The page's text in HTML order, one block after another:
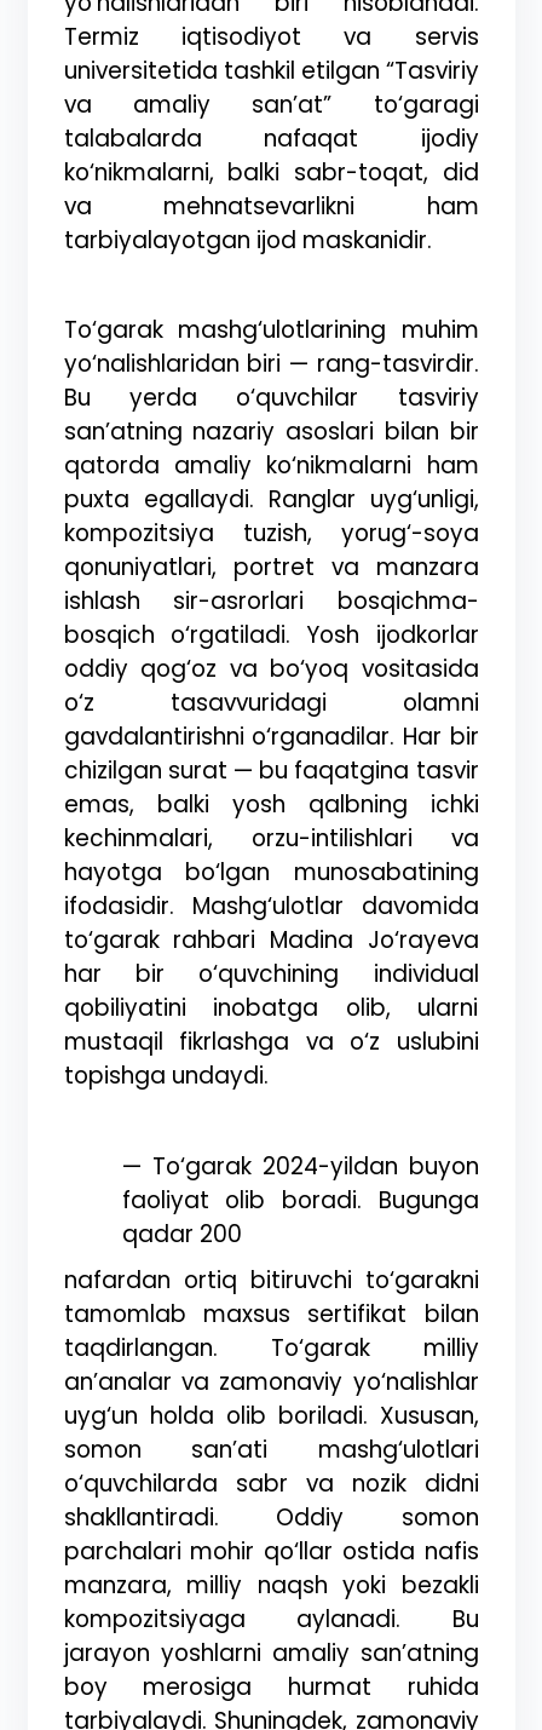
Termiz iqtisodiyot va servis
universitetida tashkil etilgan “Tasviriy
va amaliy san’at” to‘garagi
talabalarda nafaqat ijodiy
ko‘nikmalarni, balki sabr-toqat, did
va mehnatsevarlikni ham
tarbiyalayotgan ijod maskanidir.
To‘garak mashg‘ulotlarining muhim
yo‘nalishlaridan biri — rang-tasvirdir.
Bu yerda o‘quvchilar tasviriy
san’atning nazariy asoslari bilan bir
qatorda amaliy ko‘nikmalarni ham
puxta egallaydi. Ranglar uyg‘unligi,
kompozitsiya tuzish, yorug‘-soya
qonuniyatlari, portret va manzara
ishlash sir-asrorlari bosqichma-
bosqich o‘rgatiladi. Yosh ijodkorlar
oddiy qog‘oz va bo‘yoq vositasida
o‘z tasavvuridagi olamni
gavdalantirishni o‘rganadilar. Har bir
chizilgan surat — bu faqatgina tasvir
emas, balki yosh qalbning ichki
kechinmalari, orzu-intilishlari va
hayotga bo‘lgan munosabatining
ifodasidir. Mashg‘ulotlar davomida
to‘garak rahbari Madina Jo‘rayeva
har bir o‘quvchining individual
qobiliyatini inobatga olib, ularni
mustaqil fikrlashga va o‘z uslubini
topishga undaydi.
— To‘garak 2024-yildan buyon
faoliyat olib boradi. Bugunga
qadar 200
nafardan ortiq bitiruvchi to‘garakni
tamomlab maxsus sertifikat bilan
taqdirlangan. To‘garak milliy
an’analar va zamonaviy yo‘nalishlar
uyg‘un holda olib boriladi. Xususan,
somon san’ati mashg‘ulotlari
o‘quvchilarda sabr va nozik didni
shakllantiradi. Oddiy somon
parchalari mohir qo‘llar ostida nafis
manzara, milliy naqsh yoki bezakli
kompozitsiyaga aylanadi. Bu
jarayon yoshlarni amaliy san’atning
boy merosiga hurmat ruhida
tarbiyalaydi. Shuningdek, zamonaviy